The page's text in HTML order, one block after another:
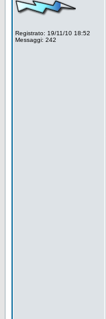
Registrato: 19/11/10 18:52
Messaggi: 242